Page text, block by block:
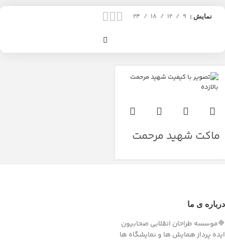
نمایش 9
12
18
24
ماکت شهید مرحمت
درباره ی ما
🔷موسسه طراحان انقلابی صحابیون
ایده پرداز همایش ها و نمایشگاه ها